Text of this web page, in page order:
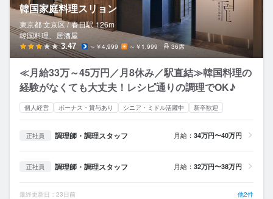
韓国家庭料理スリョン
東京都 文京区 / 春日駅 126m
韓国料理、居酒屋
3.47 ～￥4,999 ～￥1,999 36席
≪月給33万～45万円／月8休み／駅直結≫韓国料理の
経験がなくても大丈夫！レシピ通りの調理でOK♪
個人経営 ボーナス・賞与あり シニア・ミドル活躍中 新卒歓迎
正社員 調理師・調理スタッフ 月給： 34万円〜40万円
正社員 調理師・調理スタッフ 月給： 32万円〜38万円
最終更新日：23日前 他2件